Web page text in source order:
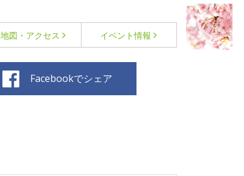
地図・アクセス イベント情報
Facebookでシェア